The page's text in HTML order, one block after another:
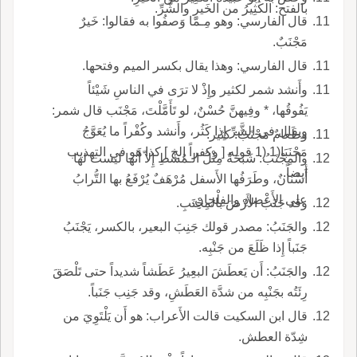
بالفتح: الكَثِيرُ من الخَيرِ والشَّرِّ.
قال الفارسي: وهو مِـمّا وَصفُوا به فقالوا: خَيرٌ
مَجْنَبٌ.
قال الفارسي: وهذا يقال بكسر الميم وفتحها.
وأَنشد شمر لكثير وإِذْ لا ترَى في الناسِ شَيْئاً
يَفُوقُها، * وفِيهنَّ حُسْنٌ، لو تَأَمَّلْتَ، مَجْنَب قال شمر:
ويقال في الشَّرِّ إِذا كَثُر، وأَنشد وكُفْراً ما يُعَوَّجُ
مَجْنَبَا(1 (1 قوله [ وكفراً إلخ ] كذا هو في التهذيب
أيضاً.
وطَعامٌ مَجْنَبٌ: كثير.
والمِجْنَبُ: شَبَحَةٌ مِثْلُ الـمُشْطِ إِلاّ أَنها ليست لها
أَسْنانٌ، وطَرَفُها الأَسفل مُرْهَفٌ يُرْفَعُ بها التُّرابُ
على الأَعْضادِ والفِلْجانِ.
وقد جَنَبَ الأَرْضَ بالمِجْنَبِ.
والجَنَبُ: مصدر قولك جَنِبَ البعير، بالكسر، يَجْنَبُ
جَنَباً إِذا ظَلَعَ من جَنْبِه.
والجَنَبُ: أَن يَعطَشَ البعِيرُ عَطَشاً شديداً حتى تَلْصَقَ
رِئَتُه بجَنْبِه من شدَّة العَطَشِ، وقد جَنِب جَنَباً.
قال ابن السكيت قالت الأَعراب: هو أَن يَلْتَوِيَ من
شِدّة العطش.